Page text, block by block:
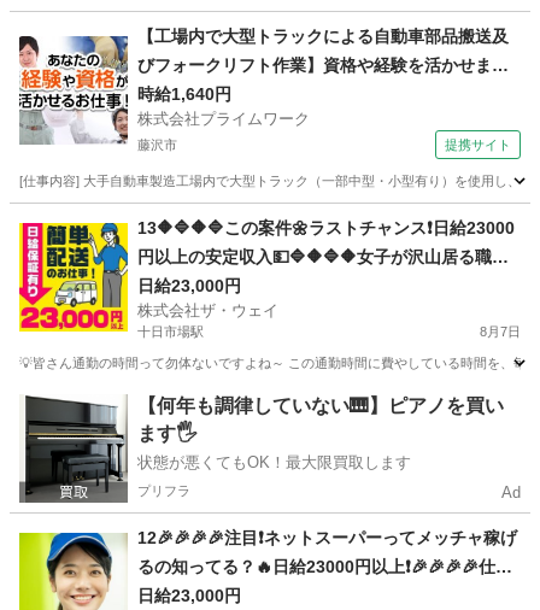
本厚木駅 配送 ネットスーパー
【工場内で大型トラックによる自動車部品搬送及
びフォークリフト作業】資格や経験を活かせま
す！
時給1,640円
株式会社プライムワーク
藤沢市 提携サイト
[仕事内容] 大手自動車製造工場内で大型トラック（一部中型・小型有り）を使用
ドライバー
13🔶🔷🔶🔷この案件🌼ラストチャンス❗️日給23000
円以上の安定収入💵🔷🔶🔷🔶女子が沢山居る職場
～🎵お気軽に御応募ください😄
日給23,000円
株式会社ザ・ウェイ
十日市場駅 8月7日
💡皆さん通勤の時間って勿体ないですよね～ この通勤時間に費やしている時間を、
神奈川 十日市場駅 配送 ネットスーパー
【何年も調律していない🎹】ピアノを買い
ます🖐️
状態が悪くてもOK！最大限買取します
プリフラ Ad
12🎉🎉🎉🎉注目❗️ネットスーパーってメッチャ稼げ
るの知ってる？🔥日給23000円以上❗️🎉🎉🎉🎉仕事
は楽チンで女子いっぱい✨安定収入😄完全週休2日
日給23,000円